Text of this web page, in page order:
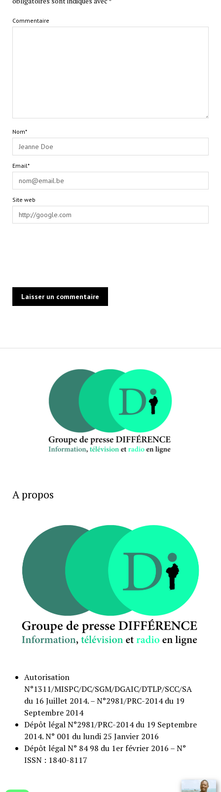
Commentaire
Nom*
Email*
Site web
A propos
Autorisation
N°1311/MISPC/DC/SGM/DGAIC/DTLP/SCC/SA
du 16 Juillet 2014. – N°2981/PRC-2014 du 19
Septembre 2014
Dépôt légal N°2981/PRC-2014 du 19 Septembre
2014. N° 001 du lundi 25 Janvier 2016
Dépôt légal N° 84 98 du 1er février 2016 – N°
ISSN : 1840-8117